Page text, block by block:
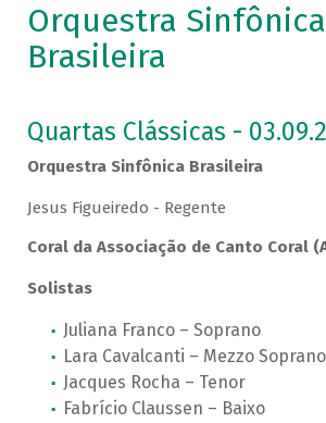
Orquestra Sinfônica
Brasileira
Quartas Clássicas -
Orquestra Sinfônica Brasileira
Jesus Figueiredo - Regente
Coral da Associação de Canto Coral
Solistas
Juliana Franco – Soprano
Lara Cavalcanti – Mezzo Soprano
Jacques Rocha – Tenor
Fabrício Claussen – Baixo